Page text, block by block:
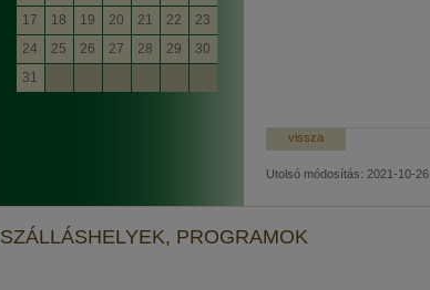
17
18 19 20 21 22
23
24
25 26 27 28 29
30
31
vissza
Utolsó módosítás: 2021-10-26
SZÁLLÁSHELYEK, PROGRAMOK